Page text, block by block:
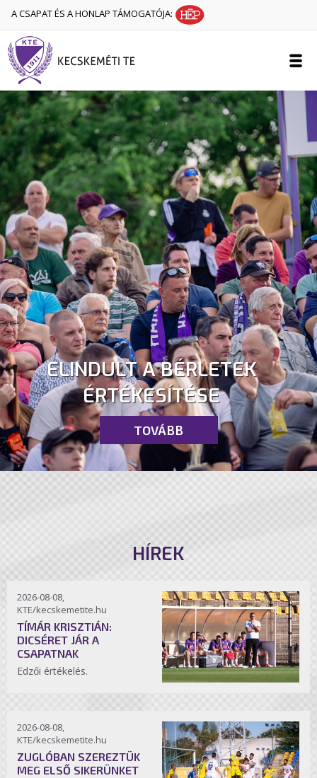
A CSAPAT ÉS A HONLAP TÁMOGATÓJA:
ELINDULT A BÉRLETEK
ÉRTÉKESÍTÉSE
TOVÁBB
HÍREK
2026-08-08,
KTE/kecskemetite.hu
TÍMÁR KRISZTIÁN:
DICSÉRET JÁR A
CSAPATNAK
Edzői értékelés.
2026-08-08,
KTE/kecskemetite.hu
ZUGLÓBAN SZEREZTÜK
MEG ELSŐ SIKERÜNKET